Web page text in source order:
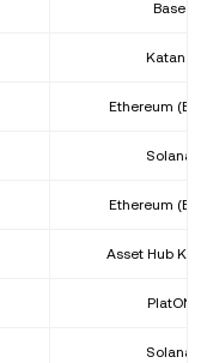
Base
Katana
Ethereum
Solana
Ethereum
Asset Hub
PlatON
Solana